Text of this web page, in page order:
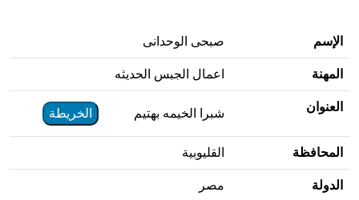
الإسم صبحى الوحدانى
المهنة اعمال الجبس الحديثه
العنوان شبرا الخيمه بهتيم الخريطة
المحافظة القليوبية
الدولة مصر